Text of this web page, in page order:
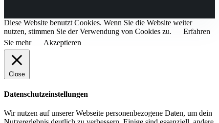
Diese Website benutzt Cookies. Wenn Sie die Website weiter
nutzen, stimmen Sie der Verwendung von Cookies zu.
Erfahren
Sie mehr
Akzeptieren
Close
Datenschutzeinstellungen
Wir nutzen auf unserer Webseite personenbezogene Daten, um dein